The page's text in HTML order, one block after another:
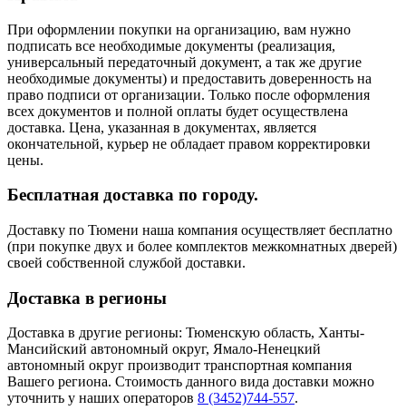
При оформлении покупки на организацию, вам нужно
подписать все необходимые документы (реализация,
универсальный передаточный документ, а так же другие
необходимые документы) и предоставить доверенность на
право подписи от организации. Только после оформления
всех документов и полной оплаты будет осуществлена
доставка. Цена, указанная в документах, является
окончательной, курьер не обладает правом корректировки
цены.
Бесплатная доставка по городу.
Доставку по Тюмени наша компания осуществляет бесплатно
(при покупке двух и более комплектов межкомнатных дверей)
своей собственной службой доставки.
Доставка в регионы
Доставка в другие регионы: Тюменскую область, Ханты-
Мансийский автономный округ, Ямало-Ненецкий
автономный округ производит транспортная компания
Вашего региона. Стоимость данного вида доставки можно
уточнить у наших операторов 8 (3452)744-557.